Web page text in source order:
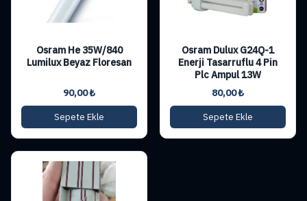
Osram He 35W/840
Lumilux Beyaz Floresan
90,00₺
Sepete Ekle
Osram Dulux G24Q-1
Enerji Tasarruflu 4 Pin
Plc Ampul 13W
80,00₺
Sepete Ekle